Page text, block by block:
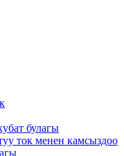
булагы
ток менен камсыздоо